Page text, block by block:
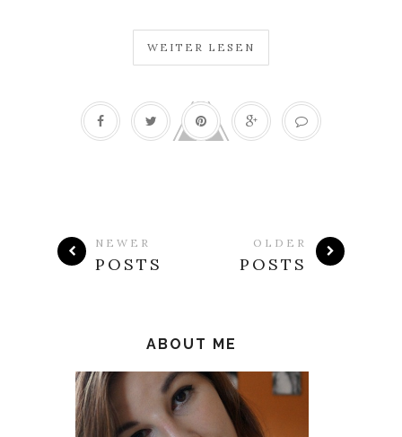
WEITER LESEN
NEWER
POSTS
OLDER
POSTS
ABOUT ME